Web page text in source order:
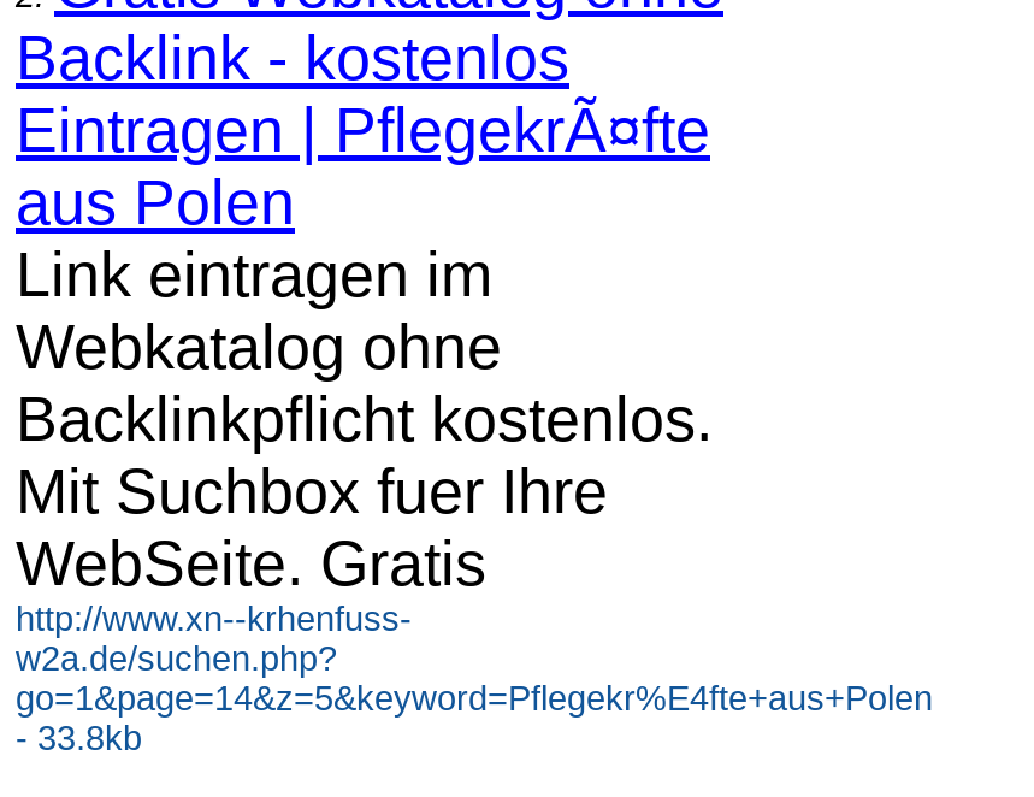
Backlink - kostenlos
Eintragen | PflegekrÃ¤fte
aus Polen
Link eintragen im
Webkatalog ohne
Backlinkpflicht kostenlos.
Mit Suchbox fuer Ihre
WebSeite. Gratis
http://www.xn--krhenfuss-
w2a.de/suchen.php?
go=1&page=14&z=5&keyword=Pflegekr%E4fte+aus+Polen
- 33.8kb